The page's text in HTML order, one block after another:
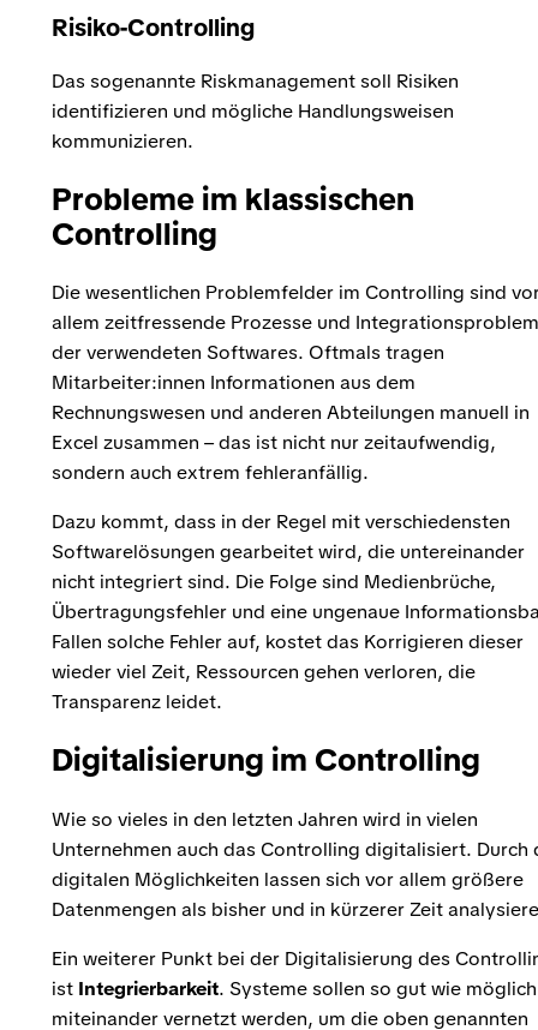
Risiko-Controlling
Das sogenannte Riskmanagement soll Risiken
identifizieren und mögliche Handlungsweisen
kommunizieren.
Probleme im klassischen
Controlling
Die wesentlichen Problemfelder im Controlling sind
allem zeitfressende Prozesse und
der verwendeten Softwares. Oftmals tragen
Mitarbeiter:innen Informationen aus dem
Rechnungswesen und anderen Abteilungen manuell in
Excel zusammen – das ist nicht nur zeitaufwendig,
sondern auch extrem fehleranfällig.
Dazu kommt, dass in der Regel mit verschiedensten
Softwarelösungen gearbeitet wird, die untereinander
nicht integriert sind. Die Folge sind Medienbrüche,
Übertragungsfehler und eine ungenaue
Fallen solche Fehler auf, kostet das Korrigieren dieser
wieder viel Zeit, Ressourcen gehen verloren, die
Transparenz leidet.
Digitalisierung im Controlling
Wie so vieles in den letzten Jahren wird in vielen
Unternehmen auch das Controlling digitalisiert. Durch
digitalen Möglichkeiten lassen sich vor allem größere
Datenmengen als bisher und in kürzerer Zeit
Ein weiterer Punkt bei der Digitalisierung des
ist Integrierbarkeit. Systeme sollen so gut wie möglich
miteinander vernetzt werden, um die oben genannten